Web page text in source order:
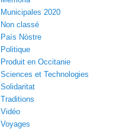
Municipales 2020
Non classé
País Nòstre
Politique
Produit en Occitanie
Sciences et Technologies
Solidaritat
Traditions
Vidéo
Voyages